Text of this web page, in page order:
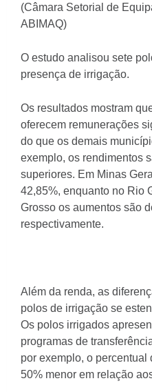
(Câmara Setorial de
ABIMAQ)
O estudo analisou sete
presença de irrigação.
Os resultados mostram
oferecem remunerações
do que os demais
exemplo, os rendimentos
superiores. Em Minas
42,85%, enquanto no Rio
Grosso os aumentos são
respectivamente.
Além da renda, as
polos de irrigação se
Os polos irrigados
programas de
por exemplo, o
50% menor em relação